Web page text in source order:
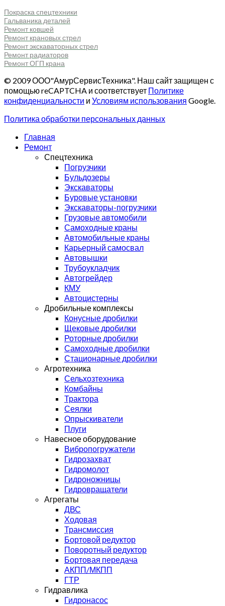
Покраска спецтехники
Гальваника деталей
Ремонт ковшей
Ремонт крановых стрел
Ремонт экскаваторных стрел
Ремонт радиаторов
Ремонт ОГП крана
© 2009 ООО"АмурСервисТехника". Наш сайт защищен с
помощью reCAPTCHA и соответствует Политике
конфиденциальности и Условиям использования Google.
Политика обработки персональных данных
Главная
Ремонт
Спецтехника
Погрузчики
Бульдозеры
Экскаваторы
Буровые установки
Экскаваторы-погрузчики
Грузовые автомобили
Самоходные краны
Автомобильные краны
Карьерный самосвал
Автовышки
Трубоукладчик
Автогрейдер
КМУ
Автоцистерны
Дробильные комплексы
Конусные дробилки
Щековые дробилки
Роторные дробилки
Самоходные дробилки
Стационарные дробилки
Агротехника
Сельхозтехника
Комбайны
Трактора
Сеялки
Опрыскиватели
Плуги
Навесное оборудование
Вибропогружатели
Гидрозахват
Гидромолот
Гидроножницы
Гидровращатели
Агрегаты
ДВС
Ходовая
Трансмиссия
Бортовой редуктор
Поворотный редуктор
Бортовая передача
АКПП/МКПП
ГТР
Гидравлика
Гидронасос